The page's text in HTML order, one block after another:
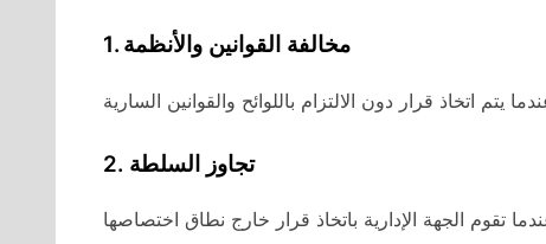
1. مخالفة القوانين والأنظمة
2. تجاوز السلطة